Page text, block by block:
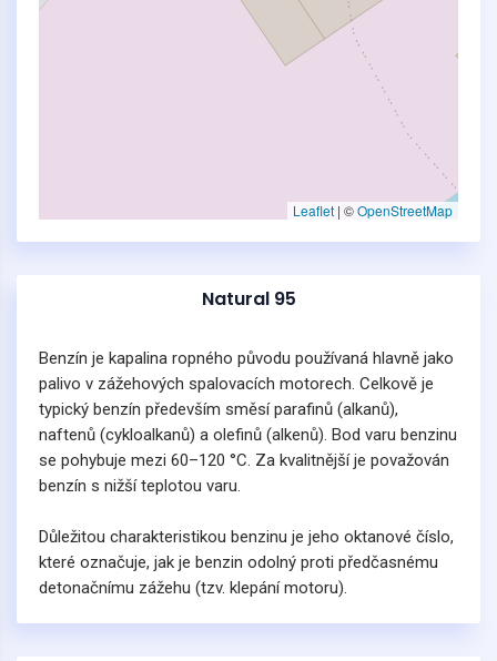
Leaflet | ©OpenStreetMap
Natural 95
Benzín je kapalina ropného původu používaná hlavně jako
palivo v zážehových spalovacích motorech. Celkově je
typický benzín především směsí parafinů (alkanů),
naftenů (cykloalkanů) a olefinů (alkenů). Bod varu benzinu
se pohybuje mezi 60–120 °C. Za kvalitnější je považován
benzín s nižší teplotou varu.
Důležitou charakteristikou benzinu je jeho oktanové číslo,
které označuje, jak je benzin odolný proti předčasnému
detonačnímu zážehu (tzv. klepání motoru).